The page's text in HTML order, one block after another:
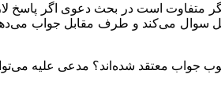
متفاوت است در بحث دعوی اگر پاسخ
سوال می‌کند و طرف مقابل جواب
معتقد شده‌اند؟ مدعی علیه